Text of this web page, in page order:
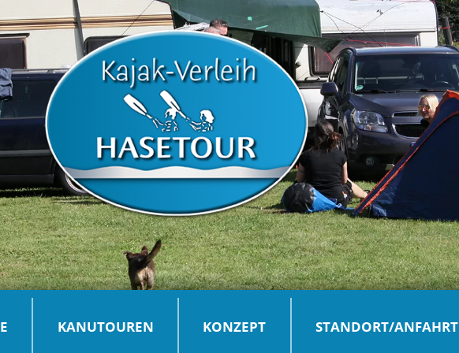
KANUTOUREN KONZEPT STANDORT/ANFAHRT